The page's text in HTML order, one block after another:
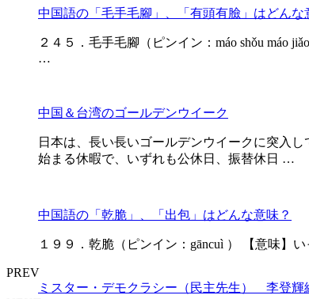
中国語の「毛手毛腳」、「有頭有臉」はどんな
２４５．毛手毛腳（ピンイン：máo shǒu
…
中国＆台湾のゴールデンウイーク
日本は、長い長いゴールデンウイークに突入
始まる休暇で、いずれも公休日、振替休日 …
中国語の「乾脆」、「出包」はどんな意味？
１９９．乾脆（ピンイン：gāncuì ） 【意味】
PREV
ミスター・デモクラシー（民主先生） 李登輝